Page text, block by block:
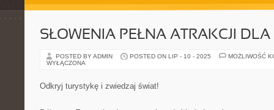
SŁOWENIA PEŁNA ATRAKCJI
POSTED BY ADMIN POSTED ON LIP - 10 - 2025
MOŻLIWOŚĆ
WYŁĄCZONA
Odkryj turystykę i zwiedzaj świat!